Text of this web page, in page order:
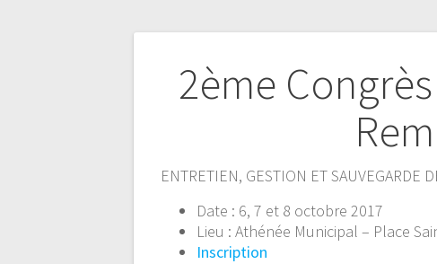
2ème
ENTRETIEN, GESTION ET SAUVEGARDE
Date : 6, 7 et 8 octobre 2017
Lieu : Athénée Municipal – Place
Inscription
Navigation
l’article